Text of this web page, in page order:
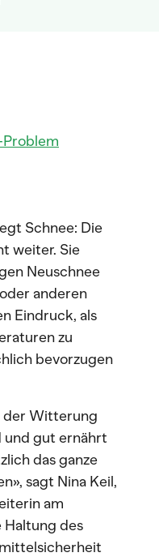
Schnee: Die
weiter. Sie
Neuschnee
anderen
Eindruck, als
zu
bevorzugen
der Witterung
und gut ernährt
das ganze
sagt Nina Keil,
am
des